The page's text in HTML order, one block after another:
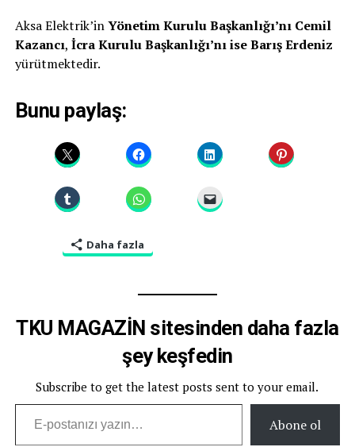
Aksa Elektrik’inYönetim Kurulu Başkanlığı’nı Cemil
Kazancı, İcra Kurulu Başkanlığı’nı ise Barış Erdeniz
yürütmektedir.
Bunu paylaş:
Daha fazla
TKU MAGAZİN sitesinden daha fazla
şey keşfedin
Subscribe to get the latest posts sent to your email.
E-postanızı yazın…
Abone ol